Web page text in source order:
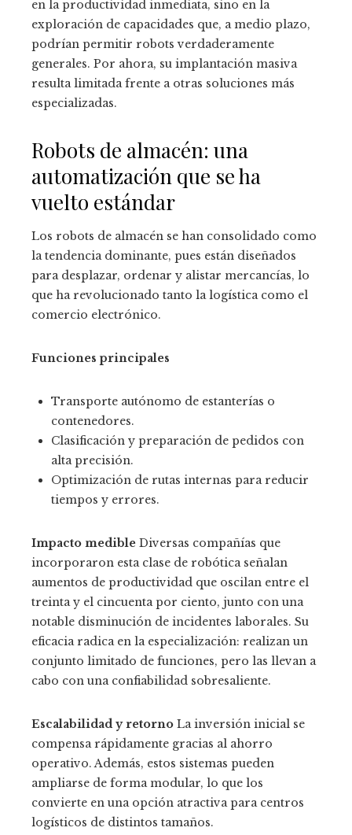
en la productividad inmediata, sino en la
exploración de capacidades que, a medio plazo,
podrían permitir robots verdaderamente
generales. Por ahora, su implantación masiva
resulta limitada frente a otras soluciones más
especializadas.
Robots de almacén: una
automatización que se ha
vuelto estándar
Los robots de almacén se han consolidado como
la tendencia dominante, pues están diseñados
para desplazar, ordenar y alistar mercancías, lo
que ha revolucionado tanto la logística como el
comercio electrónico.
Funciones principales
Transporte autónomo de estanterías o
contenedores.
Clasificación y preparación de pedidos con
alta precisión.
Optimización de rutas internas para reducir
tiempos y errores.
Impacto medible Diversas compañías que
incorporaron esta clase de robótica señalan
aumentos de productividad que oscilan entre el
treinta y el cincuenta por ciento, junto con una
notable disminución de incidentes laborales. Su
eficacia radica en la especialización: realizan un
conjunto limitado de funciones, pero las llevan a
cabo con una confiabilidad sobresaliente.
Escalabilidad y retorno La inversión inicial se
compensa rápidamente gracias al ahorro
operativo. Además, estos sistemas pueden
ampliarse de forma modular, lo que los
convierte en una opción atractiva para centros
logísticos de distintos tamaños.